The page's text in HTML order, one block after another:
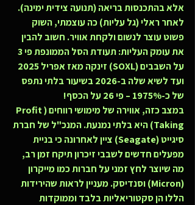
אלא בהתכנסות בריאה (תנועה צידית ימינה).
לאחר ראלי (גל עליות) כה עוצמתי, השוק
פשוט עוצר לנשום ולקחת אוויר. חשוב להבין
ועד לשיא שלה ב-2026 בשיעור בלתי נתפס
של כ-1975% – פי 26 על הכסף!
במצב כזה, אווירה של מימושי רווחים (Profit
Taking) היא בלתי נמנעת. המנכ"ל של חברת
סיגייט (Seagate) ציין לאחרונה כי בניית
מפעלים חדשים לשבבי זיכרון תיקח זמן רב,
מה שיוצר לחץ זמני על חברות כמו מייקרון
(Micron) וסנדיסק. מעניין לראות שהירידות
הללו הן סקטוריאליות בלבד וממוקדות